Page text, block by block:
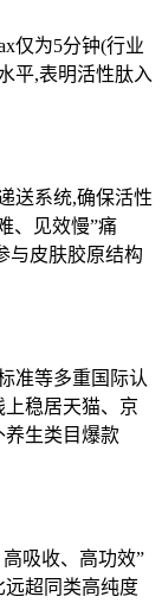
仅为5分钟(行业
平,表明活性肽入
送系统,确保活性
、见效慢”痛
与皮肤胶原结构
准等多重国际认
上稳居天猫、京
养生类目爆款
吸收、高功效”
远超同类高纯度